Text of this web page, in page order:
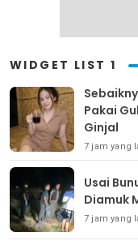
WIDGET LIST 1
Pakai
Ginjal
7 jam yang
Usai
Diamuk
7 jam yang